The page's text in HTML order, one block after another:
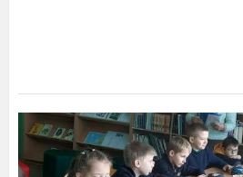
Šiaurės
šalių
literatūros